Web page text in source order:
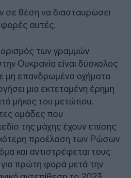
σε θέση να διασταυρώσει
αυτές.
των γραμμών
Ουκρανία είναι δύσκολος
μη επανδρωμένα οχήματα
μια εκτεταμένη έρημη
μήκος του μετώπου.
ομάδες που
της μάχης έχουν επίσης
προέλαση των Ρώσων
και αντιστρέφεται τους
για πρώτη φορά μετά την